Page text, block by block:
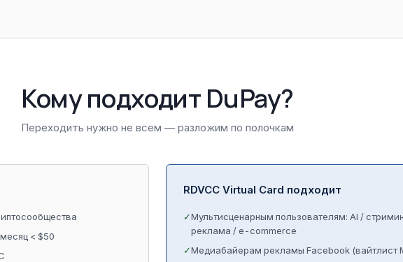
Кому подходит DuPay?
Переходить нужно не всем — разложим по полочкам
< $50
RDVCC Virtual Card подходит
✓Мультисценарным пользователям: AI /
реклама / e-commerce
✓Медиабайерам рекламы Facebook (вайтлист